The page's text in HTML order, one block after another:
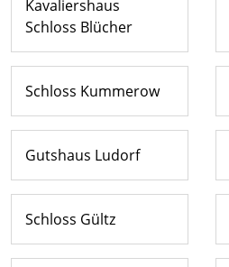
Kavaliershaus
Schloss Blücher
Schloss Kummerow
Gutshaus Ludorf
Schloss Gültz